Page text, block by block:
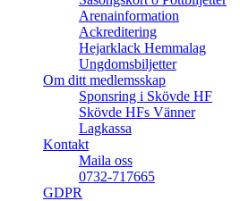
Arenainformation
Ackreditering
Hejarklack Hemmalag
Ungdomsbiljetter
Om ditt medlemsskap
Sponsring i Skövde HF
Skövde HFs Vänner
Lagkassa
Kontakt
Maila oss
0732-717665
GDPR